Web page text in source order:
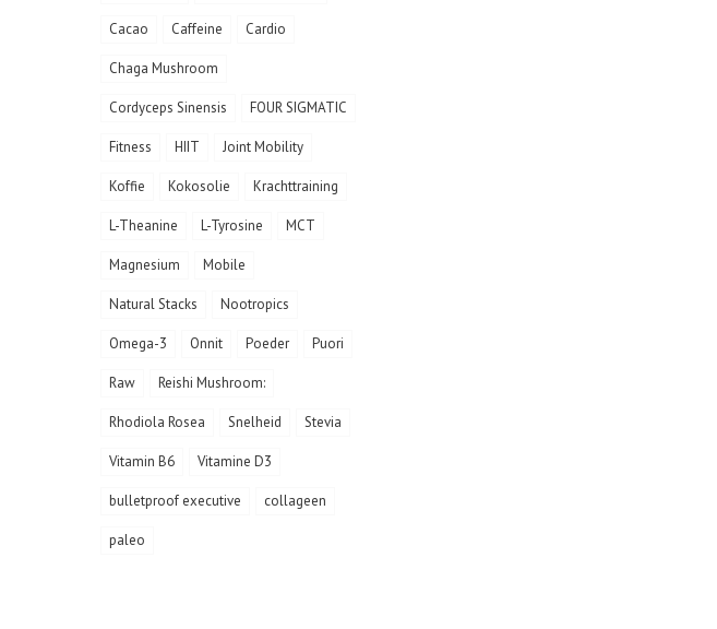
Cacao Caffeine Cardio
Chaga Mushroom
Cordyceps Sinensis FOUR SIGMATIC
Fitness HIIT Joint Mobility
Koffie Kokosolie Krachttraining
L-Theanine L-Tyrosine MCT
Magnesium Mobile
Natural Stacks Nootropics
Omega-3 Onnit Poeder Puori
Raw Reishi Mushroom:
Rhodiola Rosea Snelheid Stevia
Vitamin B6 Vitamine D3
bulletproof executive collageen
paleo